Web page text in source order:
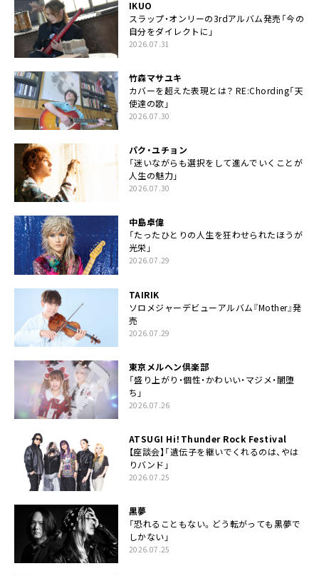
IKUO
スラップ・オンリーの3rdアルバム発売「今の
自分をダイレクトに」
2026.07.31
竹森マサユキ
カバーを超えた表現とは？ RE:Chording「天
使達の歌」
2026.07.30
パク・ユチョン
「迷いながらも選択をして進んでいくことが
人生の魅力」
2026.07.30
中島卓偉
「たったひとりの人生を狂わせられたほうが
光栄」
2026.07.29
TAIRIK
ソロメジャーデビューアルバム『Mother』発
売
2026.07.29
東京メルヘン倶楽部
「盛り上がり・個性・かわいい・マジメ・闇堕
ち」
2026.07.26
ATSUGI Hi！Thunder Rock Festival
【座談会】「遺伝子を継いでくれるのは、やは
りバンド」
2026.07.25
黒夢
「恐れることもない。どう転がっても黒夢で
しかない」
2026.07.25